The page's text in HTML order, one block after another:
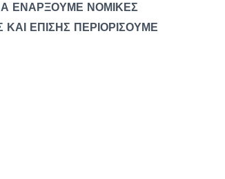
ΕΝΑΡΞΟΥΜΕ ΝΟΜΙΚΕΣ
ΕΠΙΣΗΣ ΠΕΡΙΟΡΙΣΟΥΜΕ